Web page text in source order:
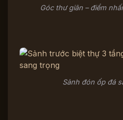
Góc thư giãn – điểm
Sảnh đón ốp đá